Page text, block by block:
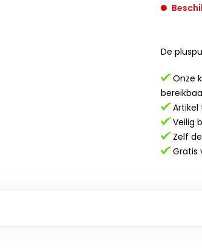
De
Onze
Veilig
Zelf
Gratis